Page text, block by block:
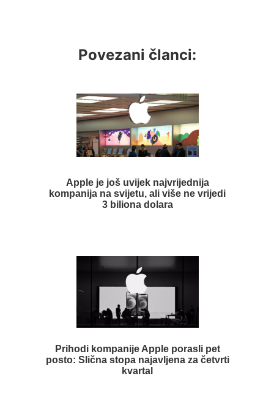
Povezani članci:
Apple je još uvijek najvrijednija
kompanija na svijetu, ali više ne vrijedi
3 biliona dolara
Prihodi kompanije Apple porasli pet
posto: Slična stopa najavljena za četvrti
kvartal